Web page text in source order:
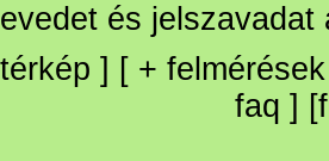
és
térkép ] [ + felmérések
faq ] [